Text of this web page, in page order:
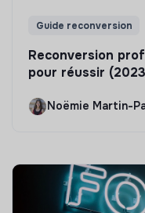
Guide reconversion
Reconversion
pour réussir
Noëmie Martin-